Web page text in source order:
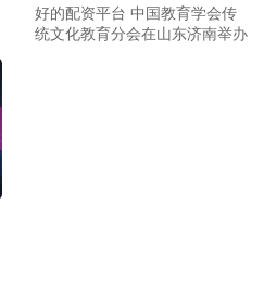
好的配资平台 中国教育学会传
统文化教育分会在山东济南举办